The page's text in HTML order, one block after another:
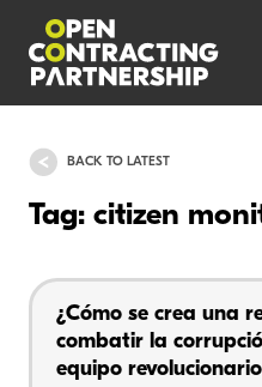
BACK TO LATEST
Tag: citizen
¿Cómo se crea una
combatir la
equipo